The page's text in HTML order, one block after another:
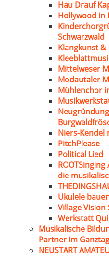
Hau Drauf
Hollywood in
Schwarzwald
Klangkunst &
Mittelweser
Modautaler
Mühlenchor
Niers-Kendel
PitchPlease
Political Lied
die
Ukulele
Village Vision
Werkstatt
Musikalische
Partner im Ganztag
NEUSTART